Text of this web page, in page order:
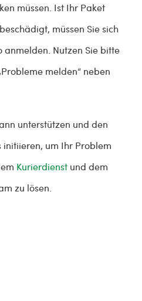
müssen. Ist Ihr Paket
müssen Sie sich
anmelden. Nutzen Sie bitte
melden“ neben
unterstützen und den
initiieren, um Ihr Problem
Kurierdienst und dem
zu lösen.